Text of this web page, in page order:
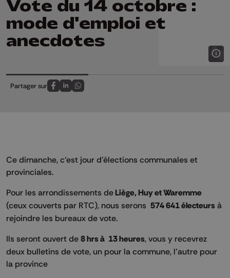
Vote du 14 octobre :
mode d'emploi et
anecdotes
Partager sur
Partagez sur FaceBook
Partagez sur LinkedIn
Partagez sur Whatsapp
Ce dimanche, c’est jour d’élections communales et
provinciales.
Pour les arrondissements deLiège, Huy et Waremme
(ceux couverts par RTC), nous serons 574 641 électeurs à
rejoindre les bureaux de vote.
Ils seront ouvert de 8 hrs à 13 heures, vous y recevrez
deux bulletins de vote, un pour la commune, l’autre pour
la province